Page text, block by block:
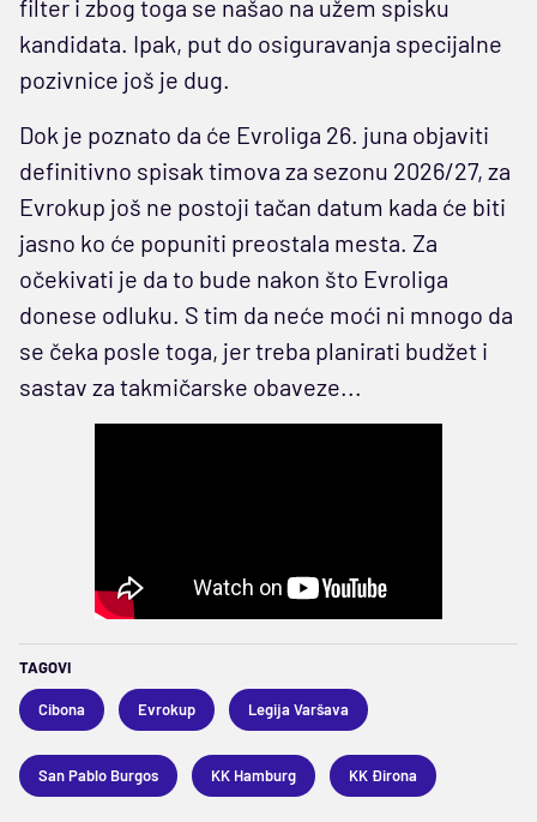
filter i zbog toga se našao na užem spisku
kandidata. Ipak, put do osiguravanja specijalne
pozivnice još je dug.
Dok je poznato da će Evroliga 26. juna objaviti
definitivno spisak timova za sezonu 2026/27, za
Evrokup još ne postoji tačan datum kada će biti
jasno ko će popuniti preostala mesta. Za
očekivati je da to bude nakon što Evroliga
donese odluku. S tim da neće moći ni mnogo da
se čeka posle toga, jer treba planirati budžet i
sastav za takmičarske obaveze...
TAGOVI
Cibona Evrokup Legija Varšava
San Pablo Burgos KK Hamburg KK Đirona